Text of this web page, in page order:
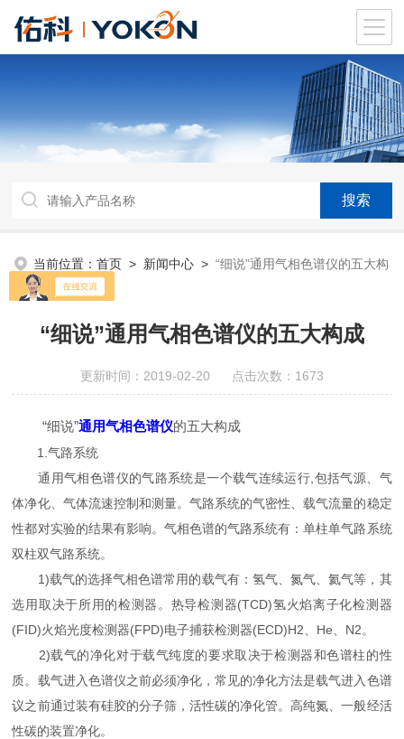
当前位置：首页 > 新闻中心 >“细说”通用气相色谱仪的五大构
成
“细说”通用气相色谱仪的五大构成
更新时间：2019-02-20 点击次数：1673
“细说”通用气相色谱仪的五大构成
1.气路系统
通用气相色谱仪的气路系统是一个载气连续运行,包括气源、气
体净化、气体流速控制和测量。气路系统的气密性、载气流量的稳定
性都对实验的结果有影响。气相色谱的气路系统有：单柱单气路系统
双柱双气路系统。
1)载气的选择气相色谱常用的载气有：氢气、氮气、氦气等，其
选用取决于所用的检测器。热导检测器(TCD)氢火焰离子化检测器
(FID)火焰光度检测器(FPD)电子捕获检测器(ECD)H2、He、N2。
2)载气的净化对于载气纯度的要求取决于检测器和色谱柱的性
质。载气进入色谱仪之前必须净化，常见的净化方法是载气进入色谱
议之前通过装有硅胶的分子筛，活性碳的净化管。高纯氮、一般经活
性碳的装置净化。